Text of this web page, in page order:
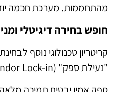
מהתחממות. מערכת חכמה
חופש בחירה דיגיטלי
קריטריון טכנולוגי נוסף
"נעילת ספק" (Vendor Lock-in) ומונעת מהבניין להחליף חברת ניהול בעתיד מבלי להשליך את כל החומרה.